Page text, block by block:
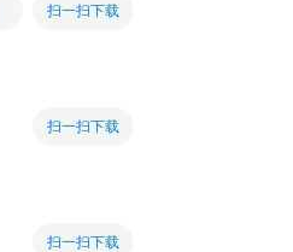
扫一扫下载
扫一扫下载
扫一扫下载